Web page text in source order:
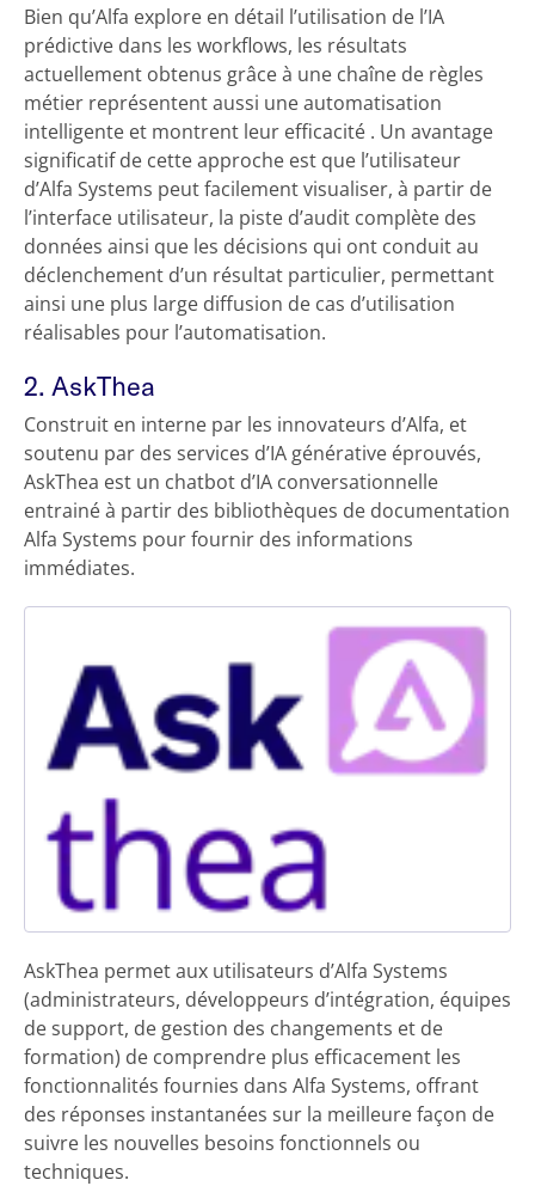
Bien qu’Alfa explore en détail l’utilisation de l’IA
prédictive dans les workflows, les résultats
actuellement obtenus grâce à une chaîne de règles
métier représentent aussi une automatisation
intelligente et montrent leur efficacité . Un avantage
significatif de cette approche est que l’utilisateur
d’Alfa Systems peut facilement visualiser, à partir de
l’interface utilisateur, la piste d’audit complète des
données ainsi que les décisions qui ont conduit au
déclenchement d’un résultat particulier, permettant
ainsi une plus large diffusion de cas d’utilisation
réalisables pour l’automatisation.
2. AskThea
Construit en interne par les innovateurs d’Alfa, et
soutenu par des services d’IA générative éprouvés,
AskThea est un chatbot d’IA conversationnelle
entrainé à partir des bibliothèques de documentation
Alfa Systems pour fournir des informations
immédiates.
AskThea permet aux utilisateurs d’Alfa Systems
(administrateurs, développeurs d’intégration, équipes
de support, de gestion des changements et de
formation) de comprendre plus efficacement les
fonctionnalités fournies dans Alfa Systems, offrant
des réponses instantanées sur la meilleure façon de
suivre les nouvelles besoins fonctionnels ou
techniques.